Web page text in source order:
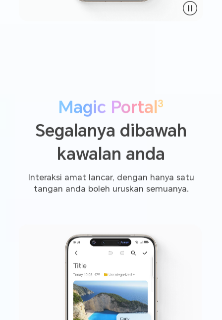
Magic Portal3
Segalanya dibawah
kawalan anda
Interaksi amat lancar, dengan hanya satu
tangan anda boleh uruskan semuanya.